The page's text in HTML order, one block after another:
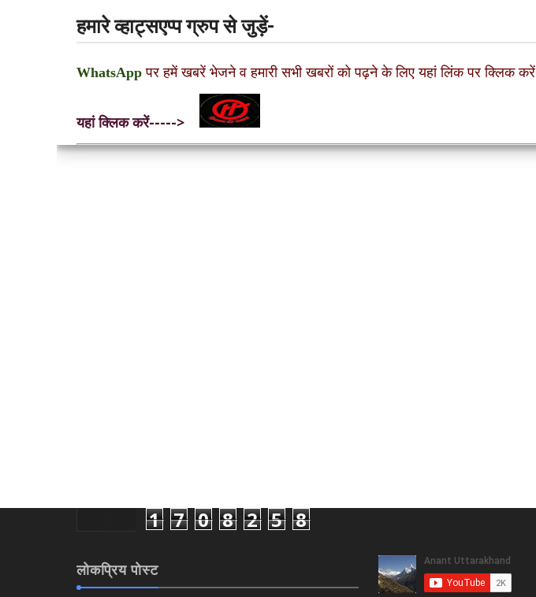
हमारे व्हाट्सएप्प ग्रुप से जुड़ें-
WhatsApp पर हमें खबरें भेजने व हमारी सभी खबरों को पढ़ने के लिए यहां लिंक पर क्लिक करें
यहां क्लिक करें----->
1 7 0 8 2 5 8
लोकप्रिय पोस्ट